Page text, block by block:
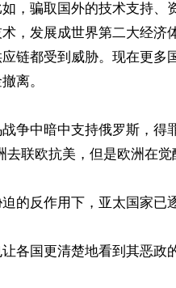
，骗取国外的技术支持、
，发展成世界第二大经济
链都受到威胁。现在更多
离。
争中暗中支持俄罗斯，得
去联欧抗美，但是欧洲在觉
的反作用下，亚太国家已
各国更清楚地看到其恶政